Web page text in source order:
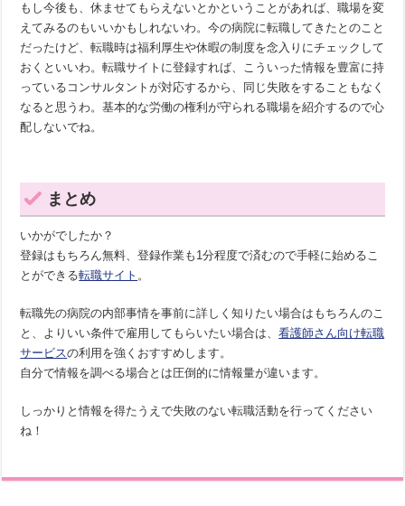
もし今後も、休ませてもらえないとかということがあれば、職場を変
えてみるのもいいかもしれないわ。今の病院に転職してきたとのこと
だったけど、転職時は福利厚生や休暇の制度を念入りにチェックして
おくといいわ。転職サイトに登録すれば、こういった情報を豊富に持
っているコンサルタントが対応するから、同じ失敗をすることもなく
なると思うわ。基本的な労働の権利が守られる職場を紹介するので心
配しないでね。
まとめ
いかがでしたか？
登録はもちろん無料、登録作業も1分程度で済むので手軽に始めるこ
とができる転職サイト 。
転職先の病院の内部事情を事前に詳しく知りたい場合はもちろんのこ
と、よりいい条件で雇用してもらいたい場合は、看護師さん向け転職
サービスの利用を強くおすすめします。
自分で情報を調べる場合とは圧倒的に情報量が違います。
しっかりと情報を得たうえで失敗のない転職活動を行ってください
ね！